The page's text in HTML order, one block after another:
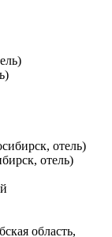
отель)